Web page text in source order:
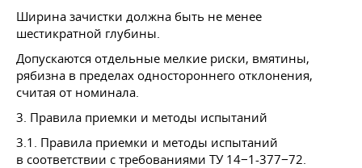
Ширина зачистки должна быть не менее
шестикратной глубины.
Допускаются отдельные мелкие риски, вмятины,
рябизна в пределах одностороннего отклонения,
считая от номинала.
3. Правила приемки и методы испытаний
3.1. Правила приемки и методы испытаний
в соответствии с требованиями ТУ 14−1-377−72.